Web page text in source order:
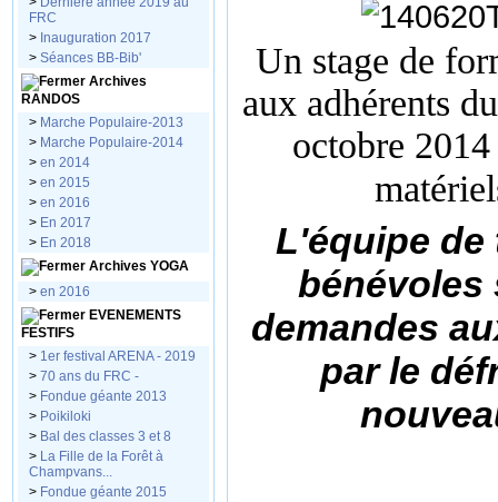
FRC
> Inauguration 2017
> Séances BB-Bib'
Archives
RANDOS
> Marche Populaire-2013
> Marche Populaire-2014
> en 2014
> en 2015
> en 2016
> En 2017
> En 2018
Archives YOGA
> en 2016
EVENEMENTS
FESTIFS
> 1er festival ARENA - 2019
> 70 ans du FRC -
> Fondue géante 2013
> Poikiloki
> Bal des classes 3 et 8
> La Fille de la Forêt à
Champvans...
> Fondue géante 2015
Un stage de
aux adhérents
octobre
L'équipe de
bénévoles
demandes
par le